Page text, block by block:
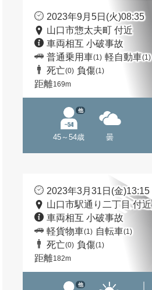
2023年9月5日(火)08:35
山口市惣太夫町 付近
車両相互 小破事故
普通乗用車(1) 軽自動車(1)
死亡(0) 負傷(1)
距離169m
45～54歳
他
曇
2023年3月31日(金)13:15
山口市駅通り二丁目 付近
車両相互 小破事故
軽貨物車(1) 自転車(1)
死亡(0) 負傷(1)
距離182m
他